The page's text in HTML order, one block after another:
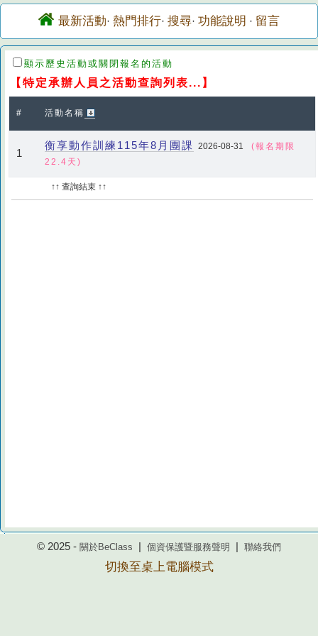
最新活動· 熱門排行· 搜尋· 功能說明 · 留言
顯示歷史活動或關閉報名的活動
【特定承辦人員之活動查詢列表...】
# 活動名稱
1
衡享動作訓練115年8月團課 2026-08-31
(報名期限
22.4天)
↑↑ 查詢結束 ↑↑
© 2025 - 關於BeClass 個資保護暨服務聲明 聯絡我們
切換至桌上電腦模式